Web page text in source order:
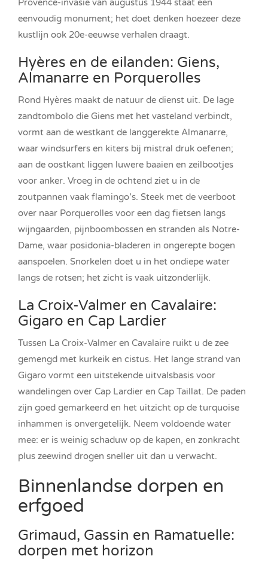
Provence-invasie van augustus 1944 staat een
eenvoudig monument; het doet denken hoezeer deze
kustlijn ook 20e-eeuwse verhalen draagt.
Hyères en de eilanden: Giens,
Almanarre en Porquerolles
Rond Hyères maakt de natuur de dienst uit. De lage
zandtombolo die Giens met het vasteland verbindt,
vormt aan de westkant de langgerekte Almanarre,
waar windsurfers en kiters bij mistral druk oefenen;
aan de oostkant liggen luwere baaien en zeilbootjes
voor anker. Vroeg in de ochtend ziet u in de
zoutpannen vaak flamingo’s. Steek met de veerboot
over naar Porquerolles voor een dag fietsen langs
wijngaarden, pijnboombossen en stranden als Notre-
Dame, waar posidonia-bladeren in ongerepte bogen
aanspoelen. Snorkelen doet u in het ondiepe water
langs de rotsen; het zicht is vaak uitzonderlijk.
La Croix-Valmer en Cavalaire:
Gigaro en Cap Lardier
Tussen La Croix-Valmer en Cavalaire ruikt u de zee
gemengd met kurkeik en cistus. Het lange strand van
Gigaro vormt een uitstekende uitvalsbasis voor
wandelingen over Cap Lardier en Cap Taillat. De paden
zijn goed gemarkeerd en het uitzicht op de turquoise
inhammen is onvergetelijk. Neem voldoende water
mee: er is weinig schaduw op de kapen, en zonkracht
plus zeewind drogen sneller uit dan u verwacht.
Binnenlandse dorpen en
erfgoed
Grimaud, Gassin en Ramatuelle:
dorpen met horizon